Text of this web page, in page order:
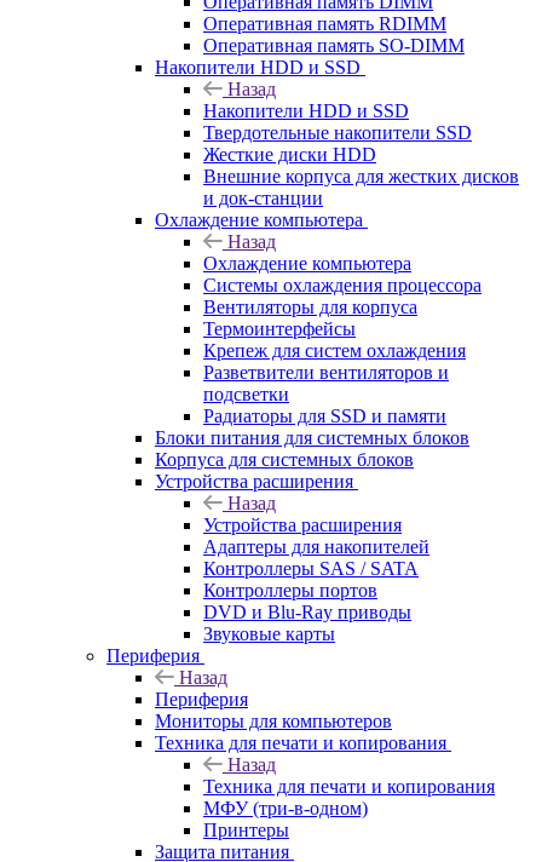
Оперативная память RDIMM
Оперативная память SO-DIMM
Накопители HDD и SSD
Назад
Накопители HDD и SSD
Твердотельные накопители SSD
Жесткие диски HDD
Внешние корпуса для жестких дисков
и док-станции
Охлаждение компьютера
Назад
Охлаждение компьютера
Системы охлаждения процессора
Вентиляторы для корпуса
Термоинтерфейсы
Крепеж для систем охлаждения
Разветвители вентиляторов и
подсветки
Радиаторы для SSD и памяти
Блоки питания для системных блоков
Корпуса для системных блоков
Устройства расширения
Назад
Устройства расширения
Адаптеры для накопителей
Контроллеры SAS / SATA
Контроллеры портов
DVD и Blu-Ray приводы
Звуковые карты
Периферия
Назад
Периферия
Мониторы для компьютеров
Техника для печати и копирования
Назад
Техника для печати и копирования
МФУ (три-в-одном)
Принтеры
Защита питания